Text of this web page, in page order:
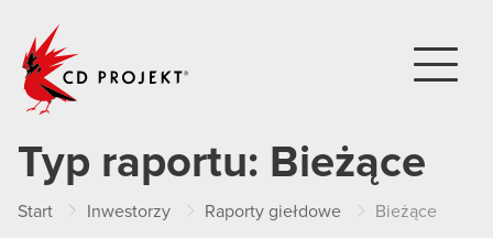
Typ raportu: Bieżące
Start Inwestorzy Raporty giełdowe Bieżące